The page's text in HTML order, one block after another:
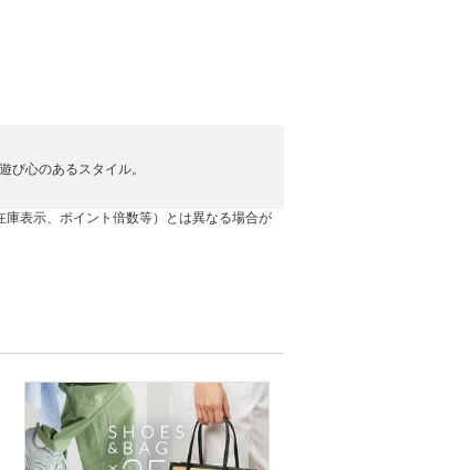
び心のあるスタイル。
表示、ポイント倍数等）とは異なる場合が